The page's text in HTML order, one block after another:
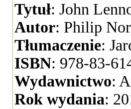
Tytuł: John
Autor: Philip
Tłumaczenie:
ISBN: 978-83-
Wydawnictwo:
Rok wydania: